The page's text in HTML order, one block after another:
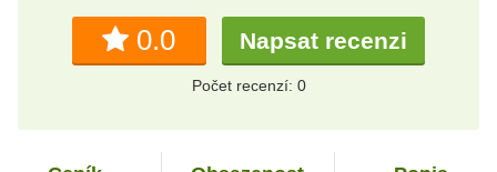
0.0 Napsat recenzi
Počet recenzí: 0